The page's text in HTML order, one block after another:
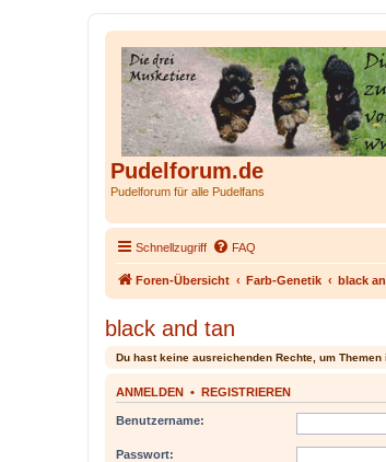
Pudelforum.de
Pudelforum für alle Pudelfans
Schnellzugriff FAQ
Foren-Übersicht Farb-Genetik black
black and tan
Du hast keine ausreichenden Rechte, um Themen
ANMELDEN • REGISTRIEREN
Benutzername:
Passwort: